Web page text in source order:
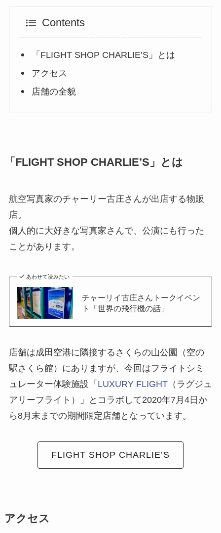
Contents
「FLIGHT SHOP CHARLIE’S」とは
アクセス
店舗の全貌
「FLIGHT SHOP CHARLIE’S」とは
航空写真家のチャーリー古庄さんが出店する物販
店。
個人的に大好きな写真家さんで、公演にも行った
ことがあります。
あわせて読みたい
チャーリイ古庄さんトークイベン
ト「世界の飛行機の話」
店舗は成田空港に隣接するさくらの山公園（空の
駅さくら館）にありますが、今回はフライトシミ
ュレーター体験施設「 LUXURY FLIGHT（ラグジュ
アリーフライト）」とコラボして2020年7月4日か
ら8月末までの期間限定店舗 となっています。
FLIGHT SHOP CHARLIE’S
アクセス